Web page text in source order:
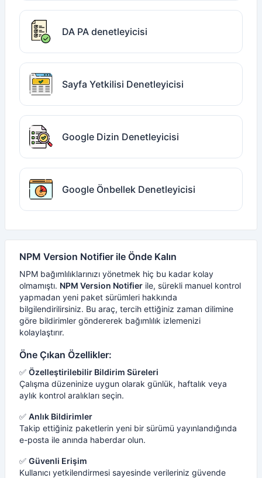
DA PA denetleyicisi
Sayfa Yetkilisi Denetleyicisi
Google Dizin Denetleyicisi
Google Önbellek Denetleyicisi
NPM Version Notifier ile Önde Kalın
NPM bağımlılıklarınızı yönetmek hiç bu kadar kolay
olmamıştı. NPM Version Notifier ile, sürekli manuel kontrol
yapmadan yeni paket sürümleri hakkında
bilgilendirilirsiniz. Bu araç, tercih ettiğiniz zaman dilimine
göre bildirimler göndererek bağımlılık izlemenizi
kolaylaştırır.
Öne Çıkan Özellikler:
✅ Özelleştirilebilir Bildirim Süreleri
Çalışma düzeninize uygun olarak günlük, haftalık veya
aylık kontrol aralıkları seçin.
✅ Anlık Bildirimler
Takip ettiğiniz paketlerin yeni bir sürümü yayınlandığında
e-posta ile anında haberdar olun.
✅ Güvenli Erişim
Kullanıcı yetkilendirmesi sayesinde verileriniz güvende